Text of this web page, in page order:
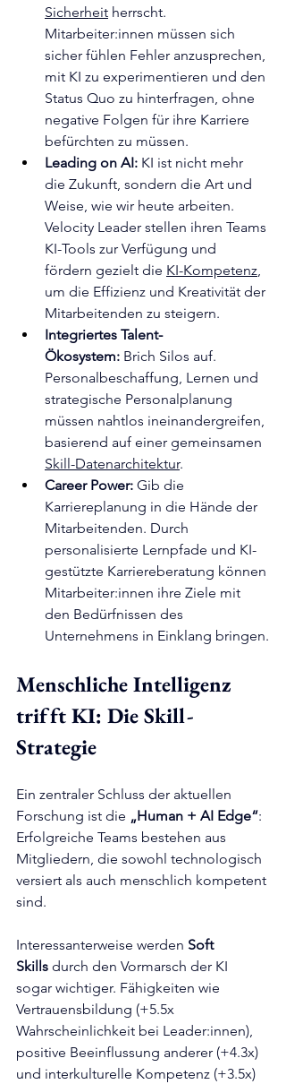
Sicherheit herrscht.
Mitarbeiter:innen müssen sich
sicher fühlen Fehler anzusprechen,
mit KI zu experimentieren und den
Status Quo zu hinterfragen, ohne
negative Folgen für ihre Karriere
befürchten zu müssen.
Leading on AI: KI ist nicht mehr
die Zukunft, sondern die Art und
Weise, wie wir heute arbeiten.
Velocity Leader stellen ihren Teams
KI-Tools zur Verfügung und
fördern gezielt die KI-Kompetenz,
um die Effizienz und Kreativität der
Mitarbeitenden zu steigern.
Integriertes Talent-
Ökosystem: Brich Silos auf.
Personalbeschaffung, Lernen und
strategische Personalplanung
müssen nahtlos ineinandergreifen,
basierend auf einer gemeinsamen
Skill-Datenarchitektur.
Career Power: Gib die
Karriereplanung in die Hände der
Mitarbeitenden. Durch
personalisierte Lernpfade und KI-
gestützte Karriereberatung können
Mitarbeiter:innen ihre Ziele mit
den Bedürfnissen des
Unternehmens in Einklang bringen.
Menschliche Intelligenz
trifft KI: Die Skill-
Strategie
Ein zentraler Schluss der aktuellen
Forschung ist die „Human + AI Edge“:
Erfolgreiche Teams bestehen aus
Mitgliedern, die sowohl technologisch
versiert als auch menschlich kompetent
sind.
Interessanterweise werden Soft
Skills durch den Vormarsch der KI
sogar wichtiger. Fähigkeiten wie
Vertrauensbildung (+5.5x
Wahrscheinlichkeit bei Leader:innen),
positive Beeinflussung anderer (+4.3x)
und interkulturelle Kompetenz (+3.5x)